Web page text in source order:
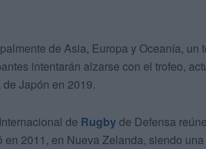
de Asia, Europa y Oceanía, un
intentarán alzarse con el trofeo,
Japón en 2019.
de Rugbyde Defensa
en 2011, en Nueva Zelanda, siendo